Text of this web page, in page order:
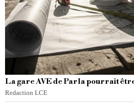
La gare AVE de Parla pourrait
Redaction LCE